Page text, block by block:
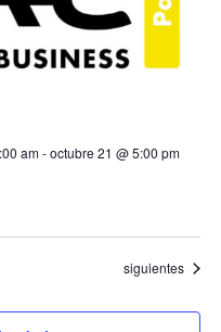
am-octubre 21 @ 5:00 pm
Eventos
siguientes